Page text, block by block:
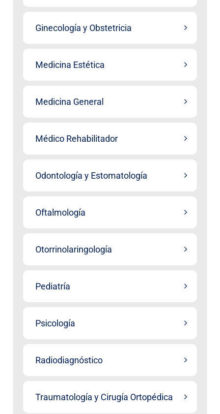
Ginecología y Obstetricia
Medicina Estética
Medicina General
Médico Rehabilitador
Odontología y Estomatología
Oftalmología
Otorrinolaringología
Pediatría
Psicología
Radiodiagnóstico
Traumatología y Cirugía Ortopédica